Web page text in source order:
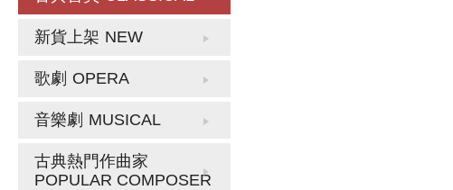
新貨上架 NEW
歌劇 OPERA
音樂劇 MUSICAL
古典熱門作曲家
POPULAR COMPOSER